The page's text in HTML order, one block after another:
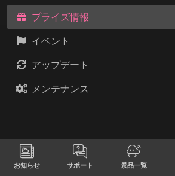
お知らせ サポート 景品一覧
プライズ情報
イベント
アップデート
メンテナンス